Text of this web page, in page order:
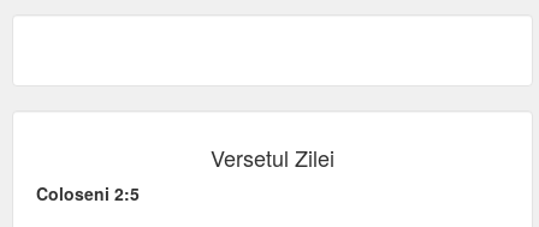
Versetul Zilei
Coloseni 2:5